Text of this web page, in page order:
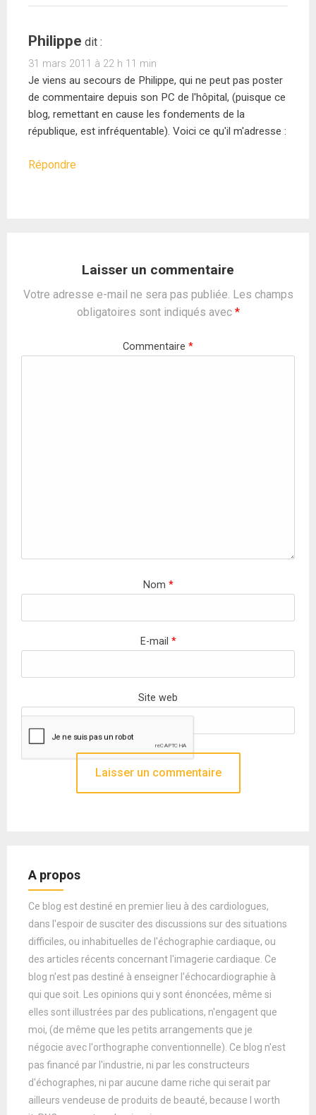
Philippe dit :
31 mars 2011 à 22 h 11 min
Je viens au secours de Philippe, qui ne peut pas poster
de commentaire depuis son PC de l'hôpital, (puisque ce
blog, remettant en cause les fondements de la
république, est infréquentable). Voici ce qu'il m'adresse :
Répondre
Laisser un commentaire
Votre adresse e-mail ne sera pas publiée. Les champs
obligatoires sont indiqués avec *
Commentaire *
Nom *
E-mail *
Site web
A propos
Ce blog est destiné en premier lieu à des cardiologues,
dans l'espoir de susciter des discussions sur des situations
difficiles, ou inhabituelles de l'échographie cardiaque, ou
des articles récents concernant l'imagerie cardiaque. Ce
blog n'est pas destiné à enseigner l'échocardiographie à
qui que soit. Les opinions qui y sont énoncées, même si
elles sont illustrées par des publications, n'engagent que
moi, (de même que les petits arrangements que je
négocie avec l'orthographe conventionnelle). Ce blog n'est
pas financé par l'industrie, ni par les constructeurs
d'échographes, ni par aucune dame riche qui serait par
ailleurs vendeuse de produits de beauté, because I worth